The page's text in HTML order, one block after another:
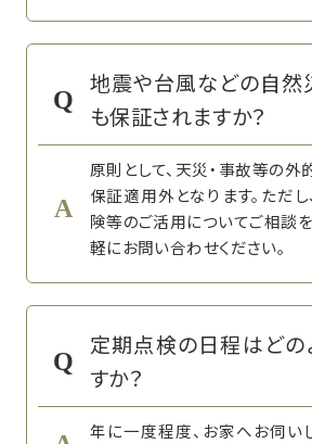
地震や台風などの自然
も保証されますか？
原則として、天災・事故等の
保証適用外となります。ただ
険等のご活用についてご相談
軽にお問い合わせください。
定期点検の日程はどの
すか？
年に一度程度、お家へお伺い